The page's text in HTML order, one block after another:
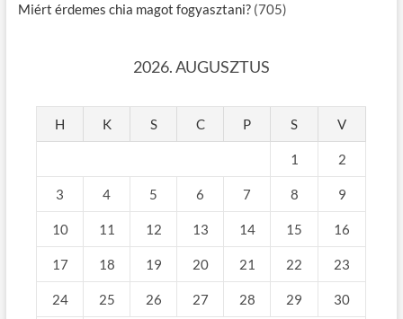
Miért érdemes chia magot fogyasztani? (705)
2026. AUGUSZTUS
H K S C P S V
1 2
3 4 5 6 7 8 9
10 11 12 13 14 15 16
17 18 19 20 21 22 23
24 25 26 27 28 29 30